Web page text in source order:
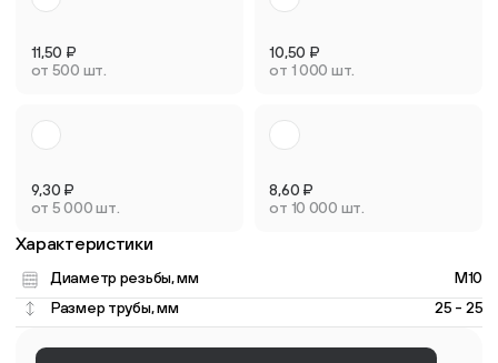
11,50 ₽
от 500 шт.
10,50 ₽
от 1 000 шт.
9,30 ₽
от 5 000 шт.
8,60 ₽
от 10 000 шт.
Характеристики
Диаметр резьбы, мм
M10
Размер трубы, мм
25 - 25